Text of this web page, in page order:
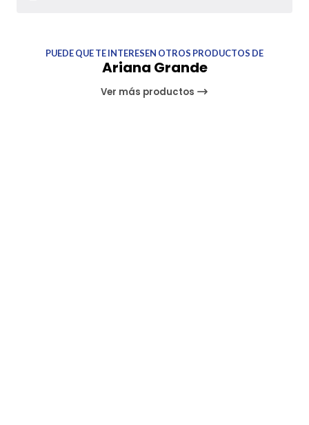
PUEDE QUE TE INTERESEN OTROS PRODUCTOS DE
Ariana Grande
Ver más productos